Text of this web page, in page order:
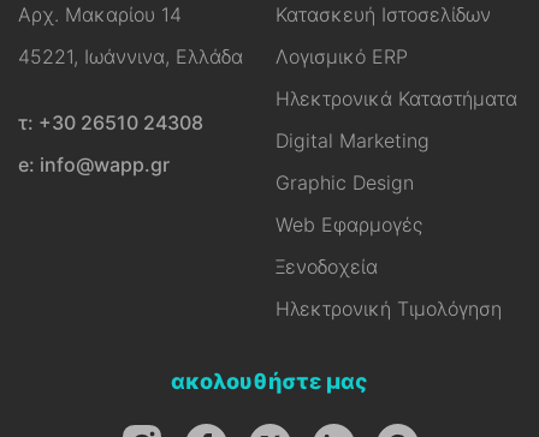
Αρχ. Μακαρίου 14
45221, Ιωάννινα, Ελλάδα
τ: +30 26510 24308
e: info@wapp.gr
Κατασκευή Ιστοσελίδων
Λογισμικό ERP
Ηλεκτρονικά Καταστήματα
Digital Marketing
Graphic Design
Web Εφαρμογές
Ξενοδοχεία
Ηλεκτρονική Τιμολόγηση
ακολουθήστε μας